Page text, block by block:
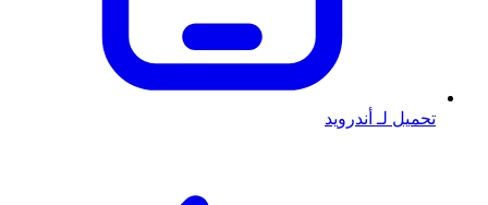
تحميل لـ أندرويد